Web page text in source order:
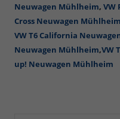
Neuwagen Mühlheim, VW
Cross Neuwagen Mühlheim
VW T6 California
Neuwagen Mühlheim,VW
up! Neuwagen Mühlheim